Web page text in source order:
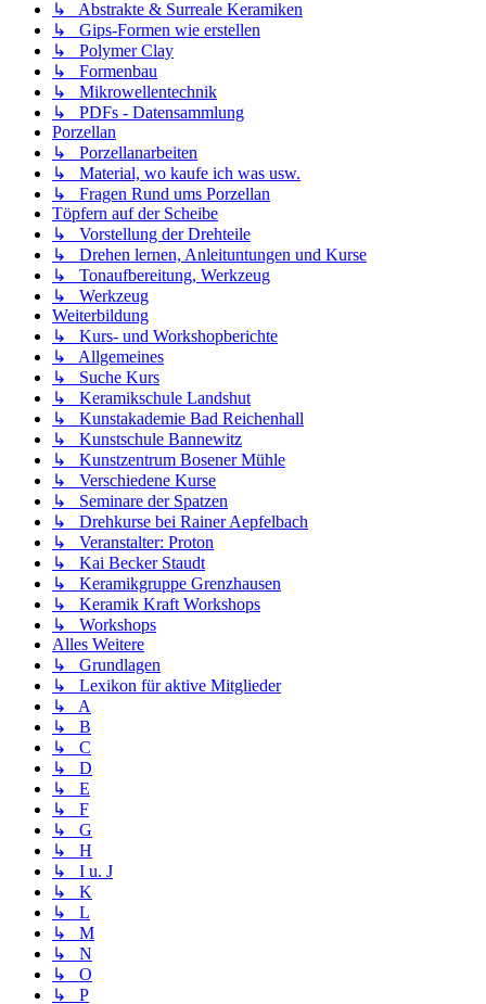
↳ Abstrakte & Surreale Keramiken
↳ Gips-Formen wie erstellen
↳ Polymer Clay
↳ Formenbau
↳ Mikrowellentechnik
↳ PDFs - Datensammlung
Porzellan
↳ Porzellanarbeiten
↳ Material, wo kaufe ich was usw.
↳ Fragen Rund ums Porzellan
Töpfern auf der Scheibe
↳ Vorstellung der Drehteile
↳ Drehen lernen, Anleituntungen und Kurse
↳ Tonaufbereitung, Werkzeug
↳ Werkzeug
Weiterbildung
↳ Kurs- und Workshopberichte
↳ Allgemeines
↳ Suche Kurs
↳ Keramikschule Landshut
↳ Kunstakademie Bad Reichenhall
↳ Kunstschule Bannewitz
↳ Kunstzentrum Bosener Mühle
↳ Verschiedene Kurse
↳ Seminare der Spatzen
↳ Drehkurse bei Rainer Aepfelbach
↳ Veranstalter: Proton
↳ Kai Becker Staudt
↳ Keramikgruppe Grenzhausen
↳ Keramik Kraft Workshops
↳ Workshops
Alles Weitere
↳ Grundlagen
↳ Lexikon für aktive Mitglieder
↳ A
↳ B
↳ C
↳ D
↳ E
↳ F
↳ G
↳ H
↳ I u. J
↳ K
↳ L
↳ M
↳ N
↳ O
↳ P